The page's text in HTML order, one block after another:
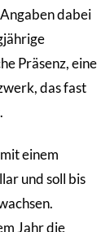
dabei
Präsenz, eine
das fast
einem
und soll bis
Jahr die